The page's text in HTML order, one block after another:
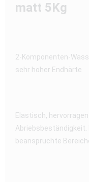
matt 5Kg
2-Komponenten-
sehr hoher Endhärte
Elastisch,
Abriebsbeständigkeit.
beanspruchte